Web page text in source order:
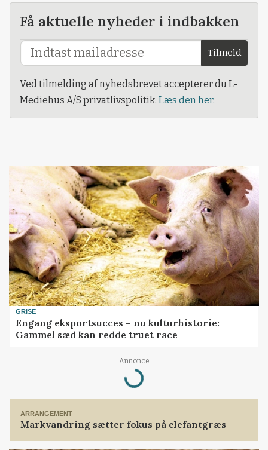
Få aktuelle nyheder i indbakken
Tilmeld
Ved tilmelding af nyhedsbrevet accepterer du L-
Mediehus A/S privatlivspolitik. Læs den her.
GRISE
Engang eksportsucces – nu kulturhistorie:
Gammel sæd kan redde truet race
Annonce
Loading...
ARRANGEMENT
Markvandring sætter fokus på elefantgræs